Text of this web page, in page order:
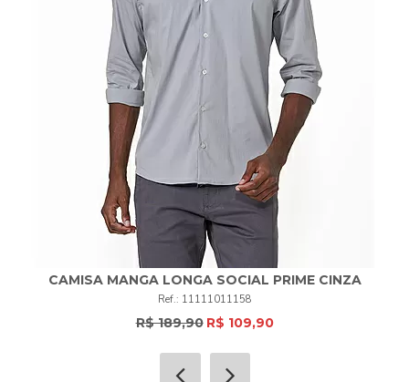
CAMISA MANGA LONGA SOCIAL PRIME CINZA
11111011158
R$ 189,90 R$ 109,90